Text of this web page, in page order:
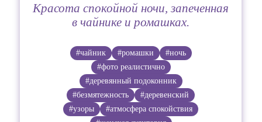
Красота спокойной ночи, запеченная
в чайнике и ромашках.
#чайник #ромашки
#ночь
#фото реалистично
#деревянный подоконник
#безмятежность
#деревенский
#узоры
#атмосфера спокойствия